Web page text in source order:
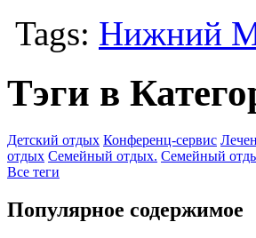
Tags: Нижний
Тэги в
Детский отдых Конференц-сервис
отдых Семейный отдых. Семейный
Все теги
Популярное содержимое